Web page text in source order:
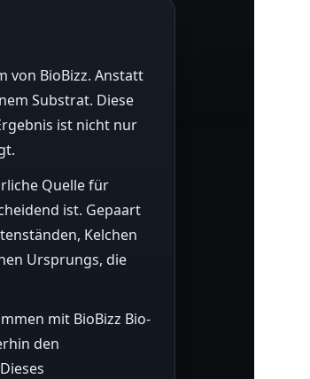
von BioBizz. Anstatt
Substrat. Diese
ist nicht nur
Quelle für
ist. Gepaart
Kelchen
Ursprungs, die
mit BioBizz Bio-
den